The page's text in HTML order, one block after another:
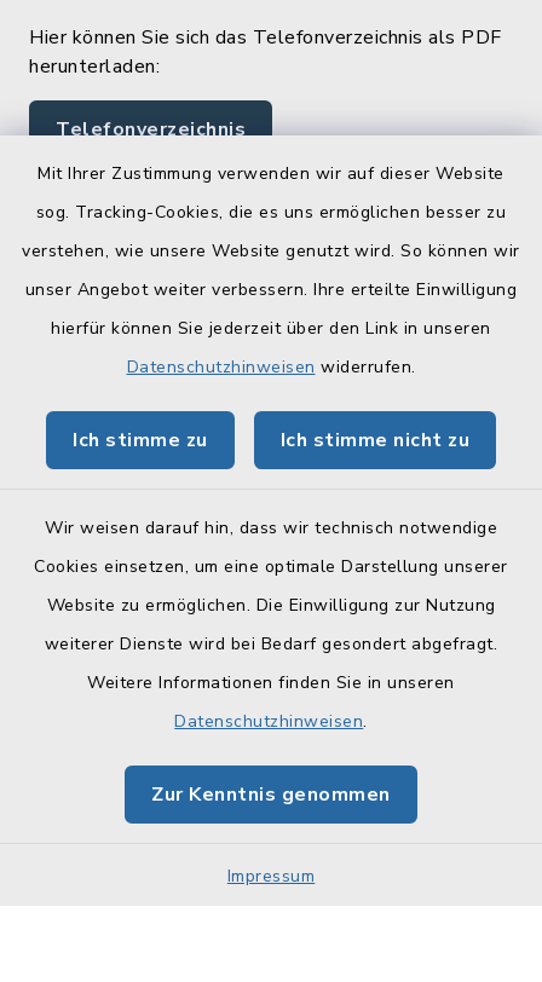
Mit Ihrer Zustimmung verwenden wir auf dieser Website
sog. Tracking-Cookies, die es uns ermöglichen besser zu
verstehen, wie unsere Website genutzt wird. So können wir
unser Angebot weiter verbessern. Ihre erteilte Einwilligung
hierfür können Sie jederzeit über den Link in unseren
Datenschutzhinweisen widerrufen.
Ich stimme zu Ich stimme nicht zu
Wir weisen darauf hin, dass wir technisch notwendige
Cookies einsetzen, um eine optimale Darstellung unserer
Website zu ermöglichen. Die Einwilligung zur Nutzung
weiterer Dienste wird bei Bedarf gesondert abgefragt.
Weitere Informationen finden Sie in unseren
Datenschutzhinweisen.
Zur Kenntnis genommen
Impressum
Hier können Sie sich das Telefonverzeichnis als PDF
herunterladen:
Telefonverzeichnis
Quicklinks
Landratsamt Lichtenfels
Geoportal Lichtenfels
BayernPortal
Barrierefreiheit
Sitemap